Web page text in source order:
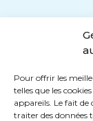
Pour offrir les
telles que les
appareils. Le fait
traiter des données